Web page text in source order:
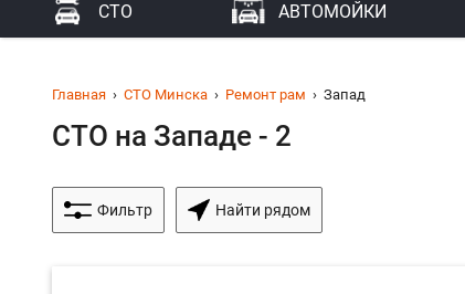
СТО АВТОМОЙКИ
Главная СТО Минска Ремонт рам Запад
СТО на Западе - 2
Фильтр Найти рядом